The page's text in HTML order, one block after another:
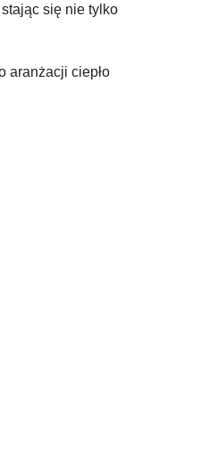
się nie tylko
aranżacji ciepło